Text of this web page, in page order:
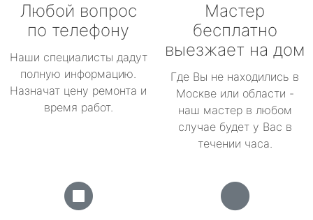
Любой вопрос
по телефону
Наши специалисты дадут
полную информацию.
Назначат цену ремонта и
время работ.
Мастер
бесплатно
выезжает на дом
Где Вы не находились в
Москве или области -
наш мастер в любом
случае будет у Вас в
течении часа.